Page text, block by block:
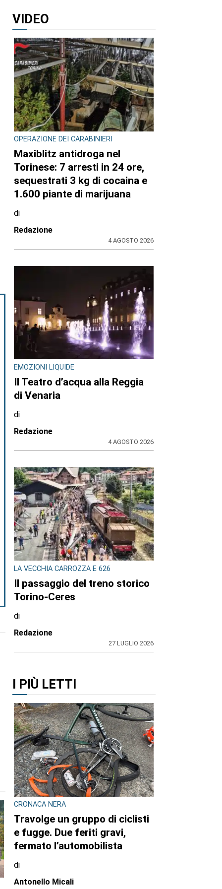
VIDEO
OPERAZIONE DEI CARABINIERI
Maxiblitz antidroga nel
Torinese: 7 arresti in 24 ore,
sequestrati 3 kg di cocaina e
1.600 piante di marijuana
di
Redazione
4 AGOSTO 2026
EMOZIONI LIQUIDE
Il Teatro d’acqua alla Reggia
di Venaria
di
Redazione
4 AGOSTO 2026
LA VECCHIA CARROZZA E 626
Il passaggio del treno storico
Torino-Ceres
di
Redazione
27 LUGLIO 2026
I PIÙ LETTI
CRONACA NERA
Travolge un gruppo di ciclisti
e fugge. Due feriti gravi,
fermato l’automobilista
di
Antonello Micali